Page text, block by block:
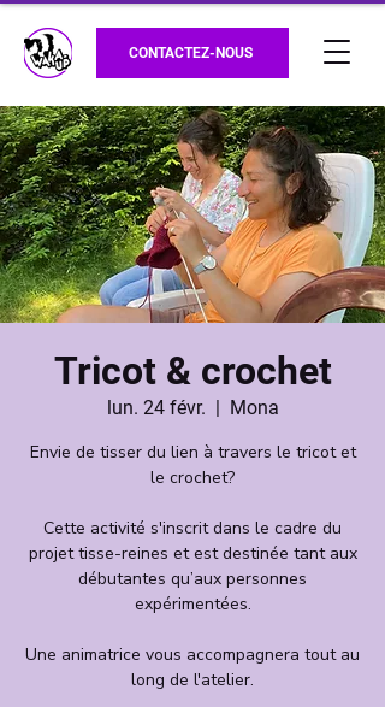
CONTACTEZ-NOUS
Tricot & crochet
lun. 24 févr.
  |
Mona
Envie de tisser du lien à travers le tricot et
le crochet?
Cette activité s'inscrit dans le cadre du
projet tisse-reines et est destinée tant aux
débutantes qu’aux personnes
expérimentées.
Une animatrice vous accompagnera tout au
long de l'atelier.